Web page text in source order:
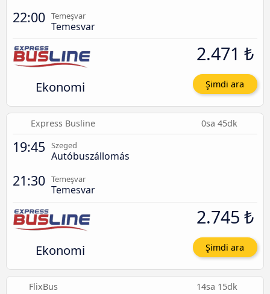
22:00 Temeşvar
Temesvar
Ekonomi
2.471 ₺
Şimdi ara
Express Busline 0sa 45dk
19:45 Szeged
Autóbuszállomás
21:30 Temeşvar
Temesvar
Ekonomi
2.745 ₺
Şimdi ara
FlixBus 14sa 15dk